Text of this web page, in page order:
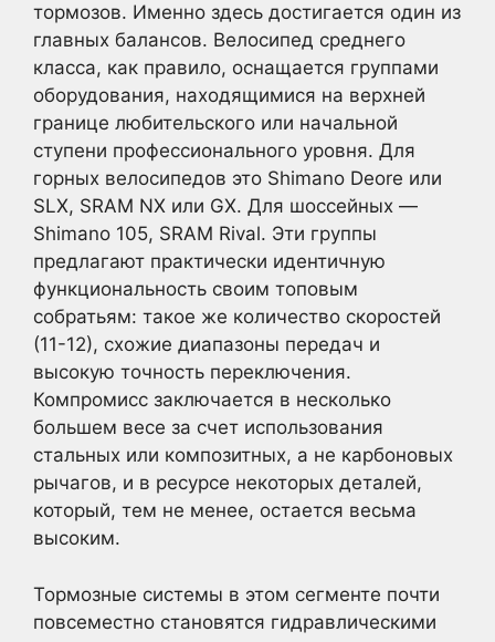
тормозов. Именно здесь достигается один из
главных балансов. Велосипед среднего
класса, как правило, оснащается группами
оборудования, находящимися на верхней
границе любительского или начальной
ступени профессионального уровня. Для
горных велосипедов это Shimano Deore или
SLX, SRAM NX или GX. Для шоссейных —
Shimano 105, SRAM Rival. Эти группы
предлагают практически идентичную
функциональность своим топовым
собратьям: такое же количество скоростей
(11-12), схожие диапазоны передач и
высокую точность переключения.
Компромисс заключается в несколько
большем весе за счет использования
стальных или композитных, а не карбоновых
рычагов, и в ресурсе некоторых деталей,
который, тем не менее, остается весьма
высоким.
Тормозные системы в этом сегменте почти
повсеместно становятся гидравлическими